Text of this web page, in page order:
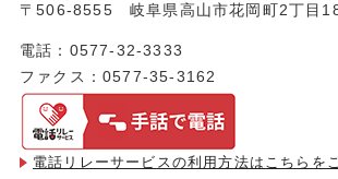
〒506-8555 岐阜県高山市花岡町2丁
電話：0577-32-3333
ファクス：0577-35-3162
電話リレーサービスの利用方法は こちらを